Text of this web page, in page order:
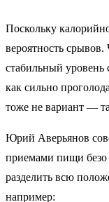
Поскольку
вероятность
стабильный уровень
как сильно
тоже не вариант —
Юрий Аверьянов
приемами пищи
разделить всю
например: